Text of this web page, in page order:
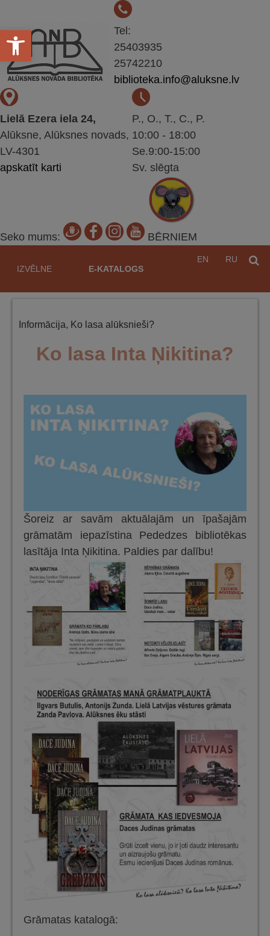
Open toolbar
Tel:
25403935
25742210
biblioteka.info@aluksne.lv
Lielā Ezera iela 24,
Alūksne, Alūksnes novads,
LV-4301
apskatīt karti
P., O., T., C., P.
10:00 - 18:00
Se.9:00-15:00
Sv. slēgta
Seko mums:
BĒRNIEM
IZVĒLNE E-KATALOGS
EN RU
Informācija, Ko lasa alūksnieši?
Ko lasa Inta Ņikitina?
Šoreiz ar savām aktuālajām un īpašajām
grāmatām iepazīstina Pededzes bibliotēkas
lasītāja Inta Ņikitina. Paldies par dalību!
Grāmatas katalogā: